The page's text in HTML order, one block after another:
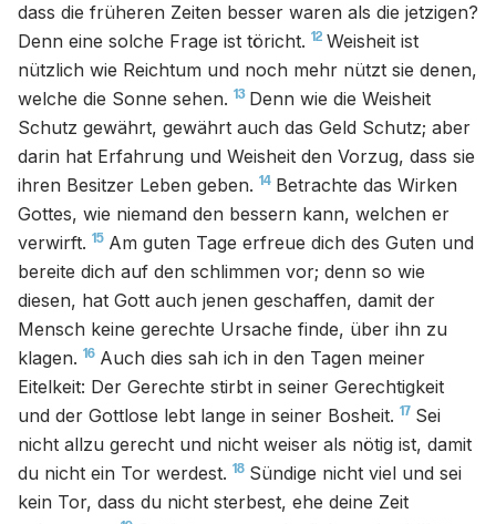
dass die früheren Zeiten besser waren als die jetzigen?
Denn eine solche Frage ist töricht. 12 Weisheit ist
nützlich wie Reichtum und noch mehr nützt sie denen,
welche die Sonne sehen. 13 Denn wie die Weisheit
Schutz gewährt, gewährt auch das Geld Schutz; aber
darin hat Erfahrung und Weisheit den Vorzug, dass sie
ihren Besitzer Leben geben. 14 Betrachte das Wirken
Gottes, wie niemand den bessern kann, welchen er
verwirft. 15 Am guten Tage erfreue dich des Guten und
bereite dich auf den schlimmen vor; denn so wie
diesen, hat Gott auch jenen geschaffen, damit der
Mensch keine gerechte Ursache finde, über ihn zu
klagen. 16 Auch dies sah ich in den Tagen meiner
Eitelkeit: Der Gerechte stirbt in seiner Gerechtigkeit
und der Gottlose lebt lange in seiner Bosheit. 17 Sei
nicht allzu gerecht und nicht weiser als nötig ist, damit
du nicht ein Tor werdest. 18 Sündige nicht viel und sei
kein Tor, dass du nicht sterbest, ehe deine Zeit